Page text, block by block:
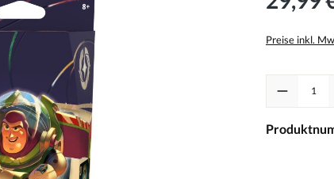
Preise inkl.
Produkt